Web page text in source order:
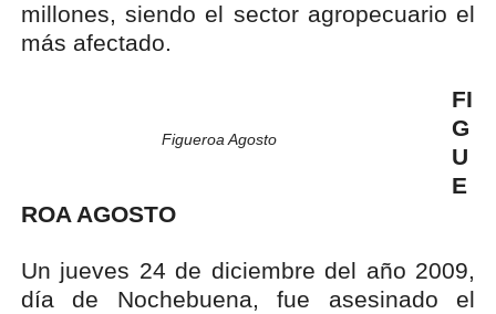
millones, siendo el sector agropecuario el
más afectado.
Figueroa Agosto
FI
G
U
E
ROA AGOSTO
Un jueves 24 de diciembre del año 2009,
día de Nochebuena, fue asesinado el